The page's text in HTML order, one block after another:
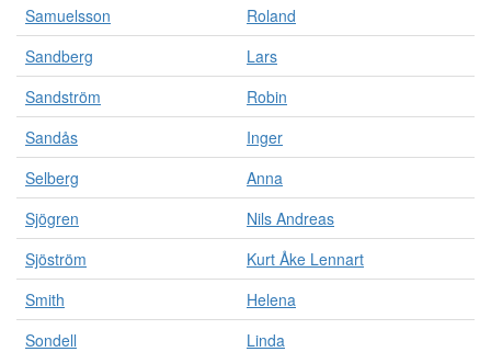
Samuelsson
Roland
Sandberg
Lars
Sandström
Robin
Sandås
Inger
Selberg
Anna
Sjögren
Nils Andreas
Sjöström
Kurt Åke Lennart
Smith
Helena
Sondell
Linda